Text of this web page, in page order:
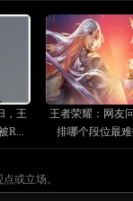
，王
R...
王者荣耀：网友
排哪个段位最
或立场。